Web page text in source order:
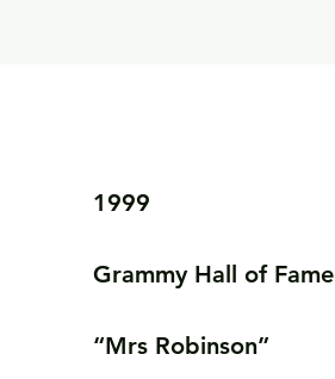
1999
Grammy Hall of Fame
“Mrs Robinson”